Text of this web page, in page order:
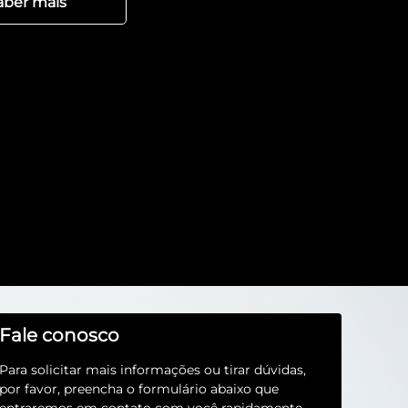
conosco
solicitar mais informações ou tirar dúvidas,
favor, preencha o formulário abaixo que